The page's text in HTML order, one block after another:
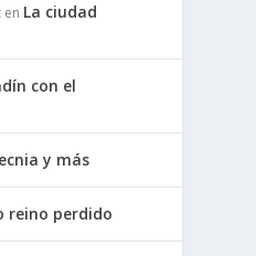
en La ciudad
con el
y más
reino perdido